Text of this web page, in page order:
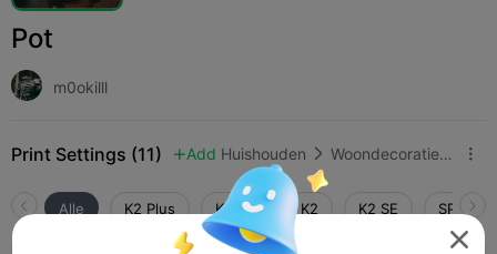
Pot
m0okilll
Print Settings (11)  Add Huishouden  Woondecoraties & ornamenten 
Alle K2 Plus K2 Pro K2 K2 SE SPARKX
